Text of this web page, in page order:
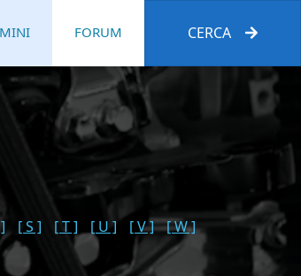
FORUM CERCA
[ S ] [ T ] [ U ] [ V ]
[ W ]